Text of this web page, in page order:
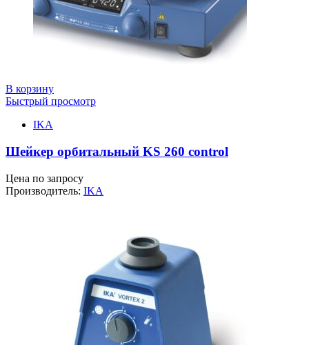
В корзину
Быстрый просмотр
IKA
Шейкер орбитальный KS 260 control
Цена по запросу
Производитель: IKA